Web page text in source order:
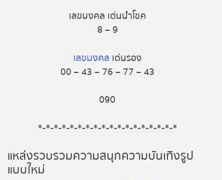
เลขมงคล เด่นนำโชค
8 – 9
เลขมงคล เด่นรอง
00 – 43 – 76 – 77 – 43
090
*-*-*-*-*-*-*-*-*-*-*-*-*-*-*-*-*-*
แหล่งรวบรวมความสนุกความบันเทิงรูป
แบบใหม่